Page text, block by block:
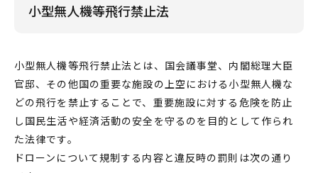
小型無人機等飛行禁止法
小型無人機等飛行禁止法とは、国会議事堂、内閣総理大臣
官邸、その他国の重要な施設の上空における小型無人機な
どの飛行を禁止することで、重要施設に対する危険を防止
し国民生活や経済活動の安全を守るのを目的として作られ
た法律です。
ドローン について規制する内容と違反時の罰則 は次の通り